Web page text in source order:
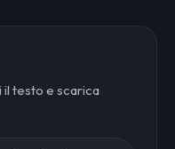
il testo e scarica